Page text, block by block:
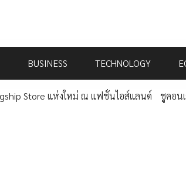
BUSINESS TECHNOLOGY